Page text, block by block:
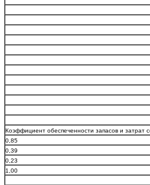
Коэффициент обеспеченности запасов и затрат
0,85
0,39
0,23
1,00